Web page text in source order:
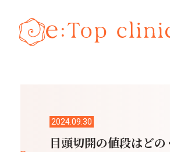
目頭切開の値段はど
2024.09.30